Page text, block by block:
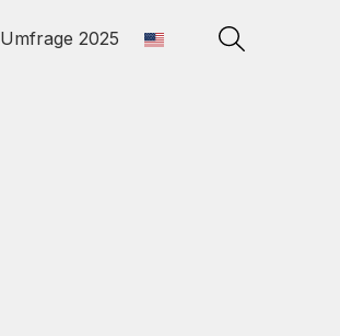
Umfrage 2025